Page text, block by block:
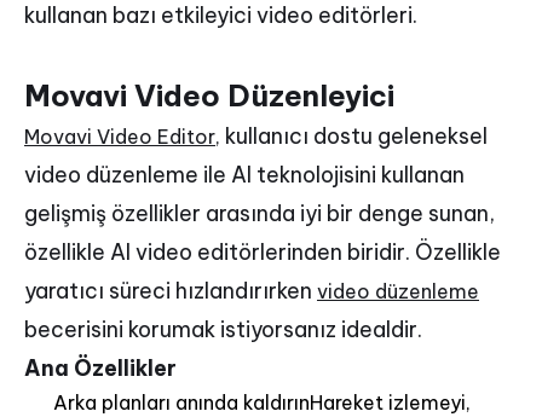
kullanan bazı etkileyici video editörleri.
Movavi Video Düzenleyici
Movavi Video Editor, kullanıcı dostu geleneksel
video düzenleme ile AI teknolojisini kullanan
gelişmiş özellikler arasında iyi bir denge sunan,
özellikle AI video editörlerinden biridir. Özellikle
yaratıcı süreci hızlandırırken video düzenleme
becerisini korumak istiyorsanız idealdir.
Ana Özellikler
Arka planları anında kaldırınHareket izlemeyi,